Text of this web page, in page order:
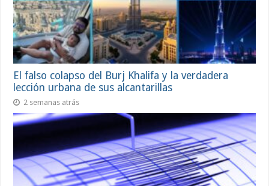
El falso colapso del Burj Khalifa y la verdadera
lección urbana de sus alcantarillas
2 semanas atrás